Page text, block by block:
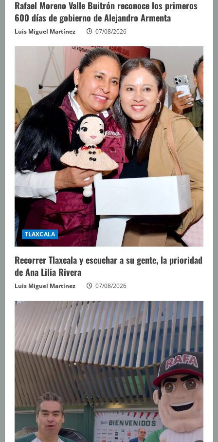
Rafael Moreno Valle Buitrón reconoce los primeros
600 días de gobierno de Alejandro Armenta
Luis Miguel Martínez 07/08/2026
TLAXCALA
Recorrer Tlaxcala y escuchar a su gente, la prioridad
de Ana Lilia Rivera
Luis Miguel Martínez 07/08/2026